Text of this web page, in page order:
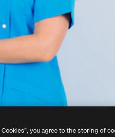
you agree to the storing of